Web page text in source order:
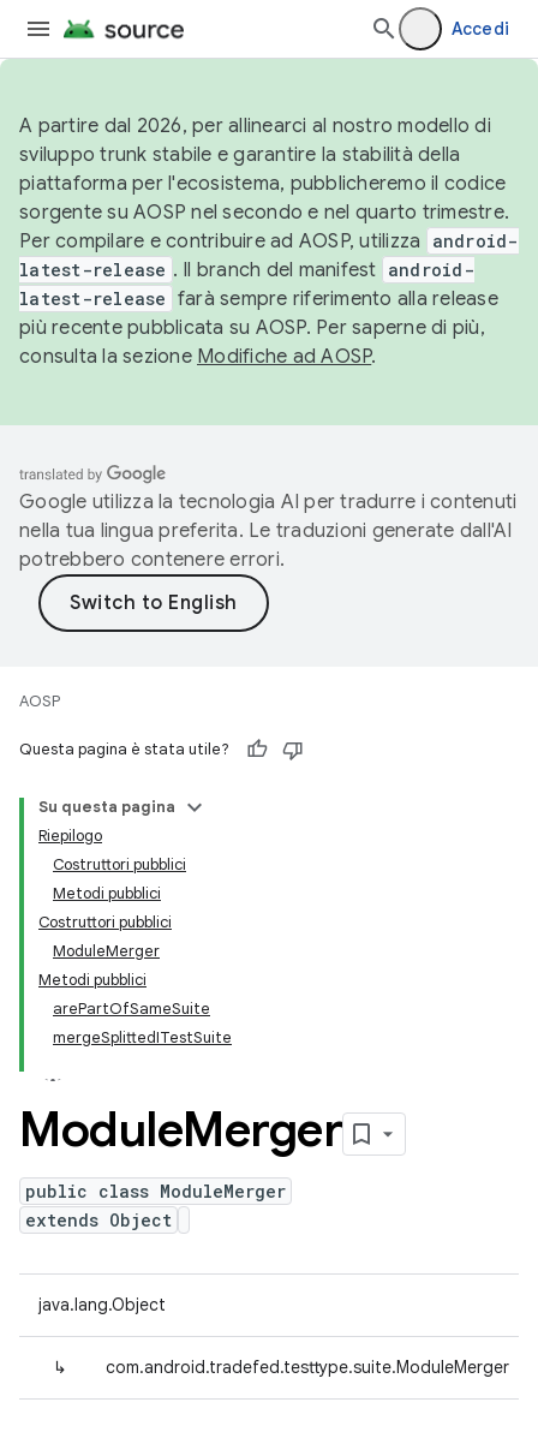
Accedi
A partire dal 2026, per allinearci al nostro modello di
sviluppo trunk stabile e garantire la stabilità della
piattaforma per l'ecosistema, pubblicheremo il codice
sorgente su AOSP nel secondo e nel quarto trimestre.
Per compilare e contribuire ad AOSP, utilizza
android-
latest-release . Il branch del manifest android-
latest-release farà sempre riferimento alla release
più recente pubblicata su AOSP. Per saperne di più,
consulta la sezione Modifiche ad AOSP.
Google utilizza la tecnologia AI per tradurre i contenuti
nella tua lingua preferita. Le traduzioni generate dall'AI
potrebbero contenere errori.
AOSP
Questa pagina è stata utile?
Su questa pagina
Riepilogo
Costruttori pubblici
Metodi pubblici
Costruttori pubblici
ModuleMerger
Metodi pubblici
arePartOfSameSuite
mergeSplittedITestSuite
ModuleMerger
public class ModuleMerger
extends Object
java.lang.Object
↳ com.android.tradefed.testtype.suite.ModuleMerger